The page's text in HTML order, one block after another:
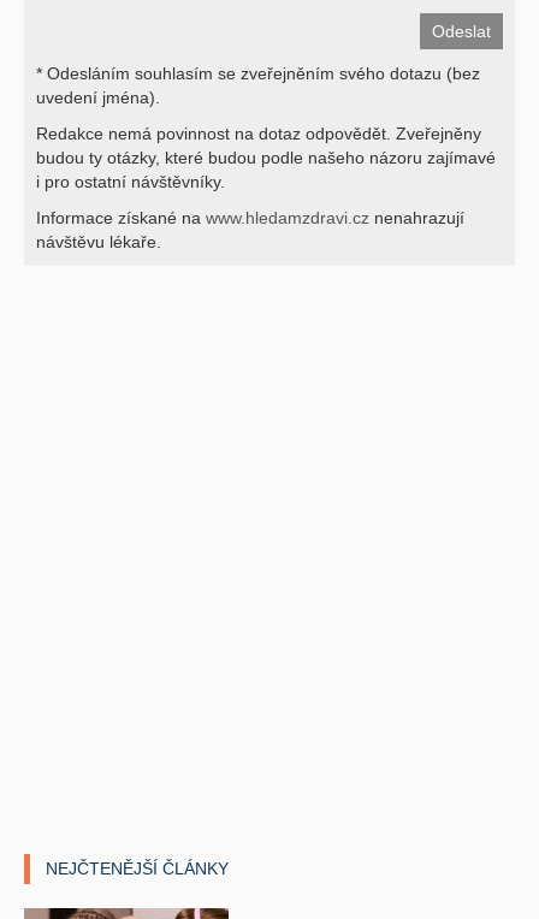
* Odesláním souhlasím se zveřejněním svého dotazu (bez
uvedení jména).
Redakce nemá povinnost na dotaz odpovědět. Zveřejněny
budou ty otázky, které budou podle našeho názoru zajímavé
i pro ostatní návštěvníky.
Informace získané na www.hledamzdravi.cz nenahrazují
návštěvu lékaře.
NEJČTENĚJŠÍ ČLÁNKY